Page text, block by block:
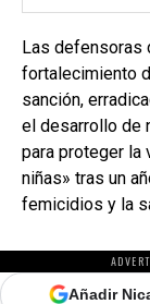
Las defensoras
fortalecimiento
sanción,
el desarrollo de
para proteger la
niñas» tras un
femicidios y la
Añadir